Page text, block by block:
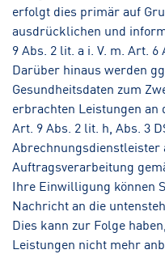
erfolgt dies primär auf
ausdrücklichen und
9 Abs. 2 lit. a i. V. m. Art. 6
Darüber hinaus werden
Gesundheitsdaten zum
erbrachten Leistungen an
Art. 9 Abs. 2 lit. h, Abs. 3
Abrechnungsdienstleister
Auftragsverarbeitung
Ihre Einwilligung können
Nachricht an die
Dies kann zur Folge
Leistungen nicht mehr